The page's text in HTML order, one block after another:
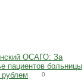
ОСАГО: За
пациентов больницы
рублем
0